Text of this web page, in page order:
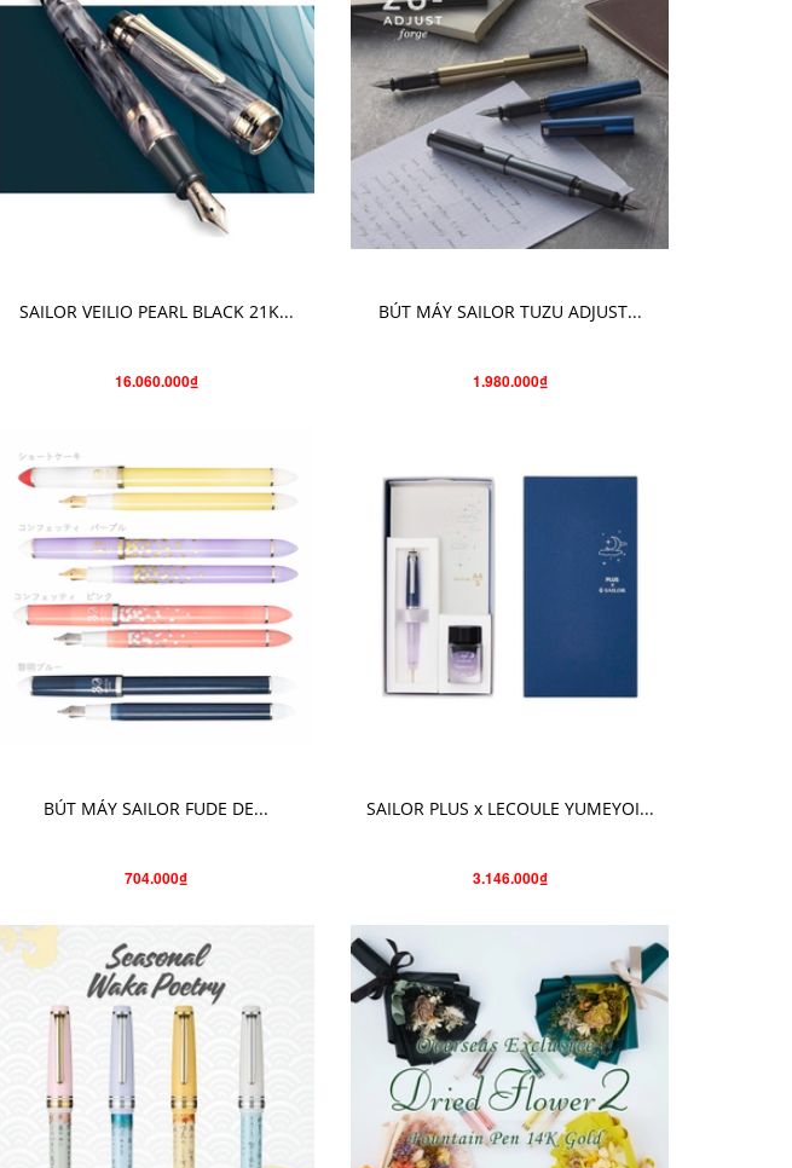
SAILOR VEILIO PEARL BLACK 21K...
16.060.000₫
BÚT MÁY SAILOR TUZU ADJUST...
1.980.000₫
BÚT MÁY SAILOR FUDE DE...
704.000₫
SAILOR PLUS x LECOULE YUMEYOI...
3.146.000₫